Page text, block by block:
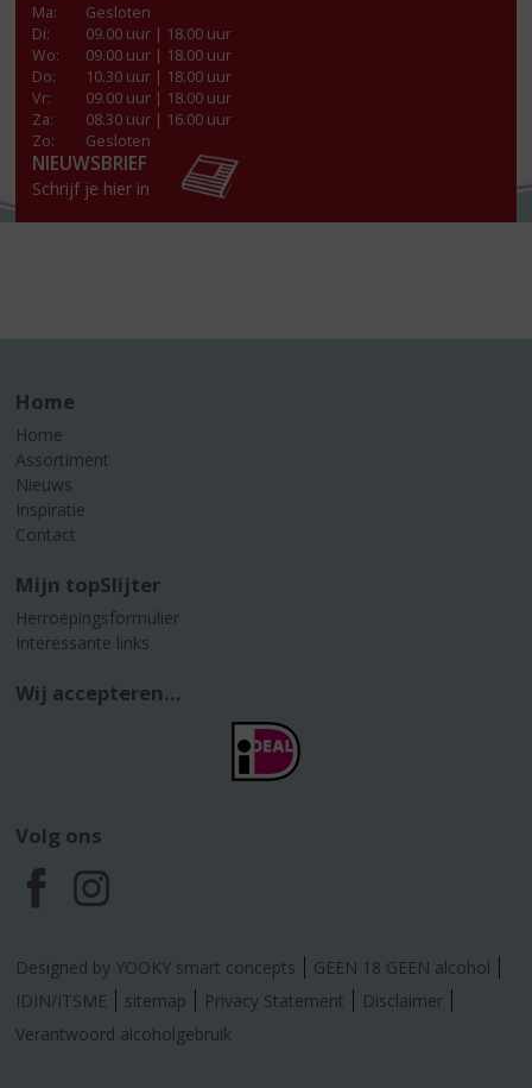
Ma:
Gesloten
Di:
09.00 uur | 18.00 uur
Wo:
09.00 uur | 18.00 uur
Do:
10.30 uur | 18.00 uur
Vr:
09.00 uur | 18.00 uur
Za:
08.30 uur | 16.00 uur
Zo:
Gesloten
NIEUWSBRIEF
Schrijf je hier in
Home
Home
Assortiment
Nieuws
Inspiratie
Contact
Mijn topSlijter
Herroepingsformulier
Interessante links
Wij accepteren...
Volg ons
F
a
c
I
n
s
Designed by YOOKY smart concepts
GEEN 18 GEEN alcohol
IDIN/ITSME
sitemap Privacy Statement
Disclaimer
Verantwoord alcoholgebruik